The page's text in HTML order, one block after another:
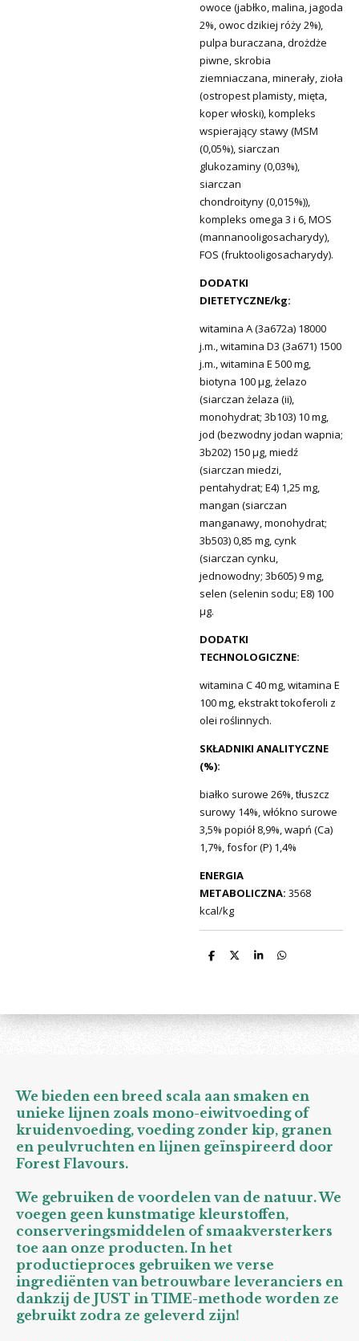
owoce (jabłko, malina, jagoda
2%, owoc dzikiej róży 2%),
pulpa buraczana, drożdże
piwne, skrobia
ziemniaczana, minerały, zioła
(ostropest plamisty, mięta,
koper włoski), kompleks
wspierający stawy (MSM
(0,05%), siarczan
glukozaminy (0,03%),
siarczan
chondroityny (0,015%)),
kompleks omega 3 i 6, MOS
(mannanooligosacharydy),
FOS (fruktooligosacharydy).
DODATKI
DIETETYCZNE/kg:
witamina A (3a672a) 18000
j.m., witamina D3 (3a671) 1500
j.m., witamina E 500 mg,
biotyna 100 μg, żelazo
(siarczan żelaza (ii),
monohydrat; 3b103) 10 mg,
jod (bezwodny jodan wapnia;
3b202) 150 μg, miedź
(siarczan miedzi,
pentahydrat; E4) 1,25 mg,
mangan (siarczan
manganawy, monohydrat;
3b503) 0,85 mg, cynk
(siarczan cynku,
jednowodny; 3b605) 9 mg,
selen (selenin sodu; E8) 100
μg.
DODATKI
TECHNOLOGICZNE:
witamina C 40 mg, witamina E
100 mg, ekstrakt tokoferoli z
olei roślinnych.
SKŁADNIKI ANALITYCZNE
(%):
białko surowe 26%, tłuszcz
surowy 14%, włókno surowe
3,5% popiół 8,9%, wapń (Ca)
1,7%, fosfor (P) 1,4%
ENERGIA
METABOLICZNA: 3568
kcal/kg
D
D
S
D
We bieden een breed scala aan smaken en
unieke lijnen zoals mono-eiwitvoeding of
kruidenvoeding, voeding zonder kip, granen
en peulvruchten en lijnen geïnspireerd door
Forest Flavours.
We gebruiken de voordelen van de natuur. We
voegen geen kunstmatige kleurstoffen,
conserveringsmiddelen of smaakversterkers
toe aan onze producten. In het
productieproces gebruiken we verse
ingrediënten van betrouwbare leveranciers en
dankzij de JUST in TIME-methode worden ze
gebruikt zodra ze geleverd zijn!